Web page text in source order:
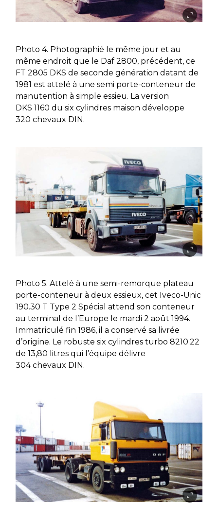
Photo 4. Photographié le même jour et au
même endroit que le Daf 2800, précédent, ce
FT 2805 DKS de seconde génération datant de
1981 est attelé à une semi porte-conteneur de
manutention à simple essieu. La version
DKS 1160 du six cylindres maison développe
320 chevaux DIN.
Photo 5. Attelé à une semi-remorque plateau
porte-conteneur à deux essieux, cet Iveco-Unic
190.30 T Type 2 Spécial attend son conteneur
au terminal de l’Europe le mardi 2 août 1994.
Immatriculé fin 1986, il a conservé sa livrée
d’origine. Le robuste six cylindres turbo 8210.22
de 13,80 litres qui l’équipe délivre
304 chevaux DIN.